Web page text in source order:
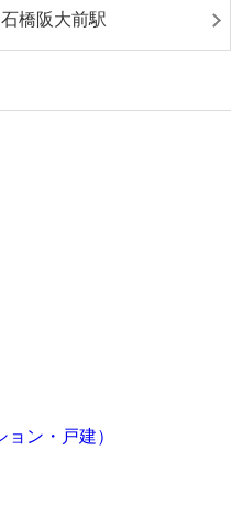
石橋阪大前駅